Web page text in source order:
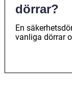
dörrar?
En
vanliga dörrar